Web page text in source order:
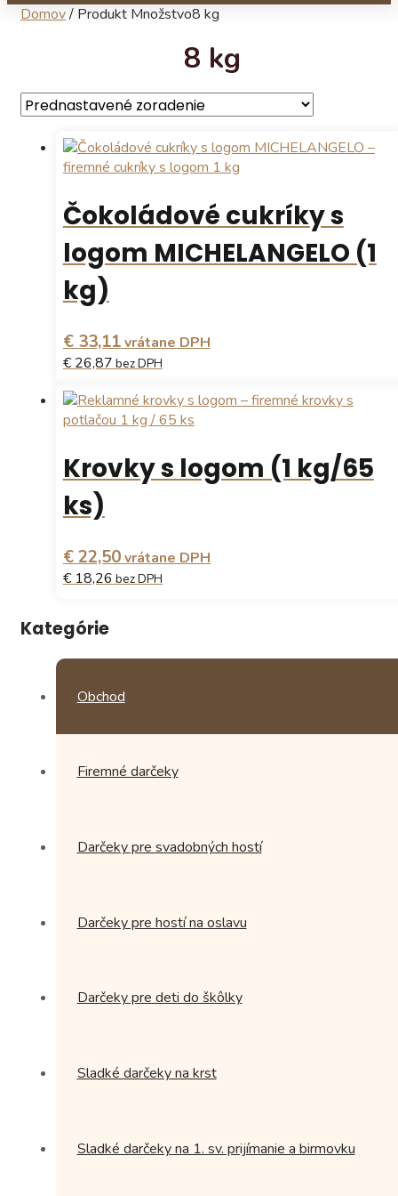
Domov/ Produkt Množstvo8 kg
8 kg
Čokoládové cukríky s
logom MICHELANGELO (1
kg)
€ 33,11vrátane DPH
€ 26,87bez DPH
Krovky s logom (1 kg/65
ks)
€ 22,50vrátane DPH
€ 18,26bez DPH
Kategórie
Obchod
Firemné darčeky
Darčeky pre svadobných hostí
Darčeky pre hostí na oslavu
Darčeky pre deti do škôlky
Sladké darčeky na krst
Sladké darčeky na 1. sv. prijímanie a birmovku